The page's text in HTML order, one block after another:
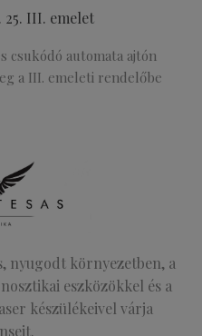
25. III. emelet
csukódó automata ajtón
a III. emeleti rendelőbe
nyugodt környezetben, a
eszközökkel és a
készülékeivel várja